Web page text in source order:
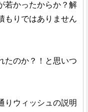
若かったからか？解
もりではありません
たのか？！と思いつ
りウィッシュの説明